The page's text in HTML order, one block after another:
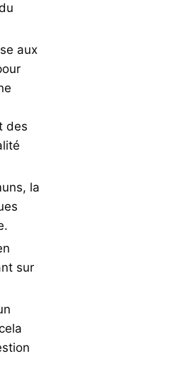
aux
des
la
sur